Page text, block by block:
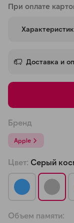
При оплате
Доставка и
Бренд
Apple
Цвет: Серый
Объем памяти:
недели